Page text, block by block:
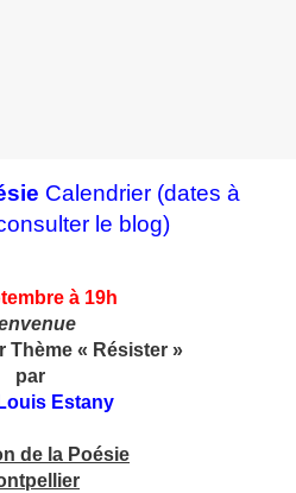
Calendrier (dates à
le blog)
à 19h
Thème « Résister »
par
Estany
de la Poésie